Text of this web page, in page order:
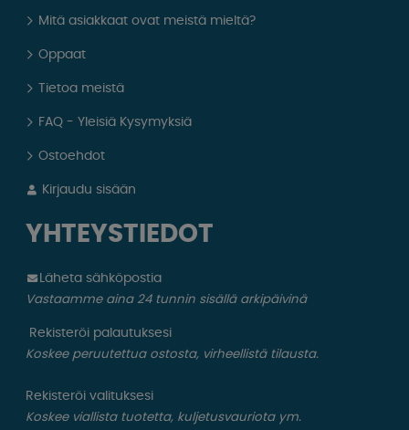
Mitä asiakkaat ovat meistä mieltä?
Oppaat
Tietoa meistä
FAQ - Yleisiä Kysymyksiä
Ostoehdot
Kirjaudu sisään
YHTEYSTIEDOT
Läheta sähköpostia
Vastaamme aina 24 tunnin sisällä arkipäivinä
Rekisteröi palautuksesi
Koskee peruutettua ostosta, virheellistä tilausta.
Rekisteröi valituksesi
Koskee viallista tuotetta, kuljetusvauriota ym.